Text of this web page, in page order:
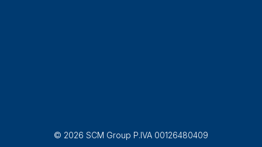
© 2026 SCM Group P.IVA 00126480409